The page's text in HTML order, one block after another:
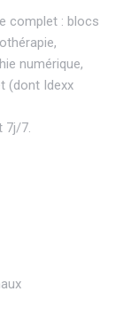
complet : blocs
numérique,
(dont Idexx
7j/7.